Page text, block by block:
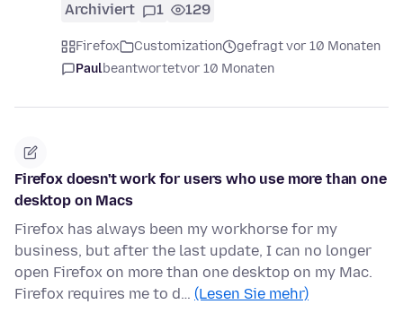
Archiviert 1 129
Firefox Customization
gefragt vor 10 Monaten
Paulbeantwortetvor 10 Monaten
Firefox doesn't work for users who use more than one
desktop on Macs
Firefox has always been my workhorse for my
business, but after the last update, I can no longer
open Firefox on more than one desktop on my Mac.
Firefox requires me to d… (Lesen Sie mehr)